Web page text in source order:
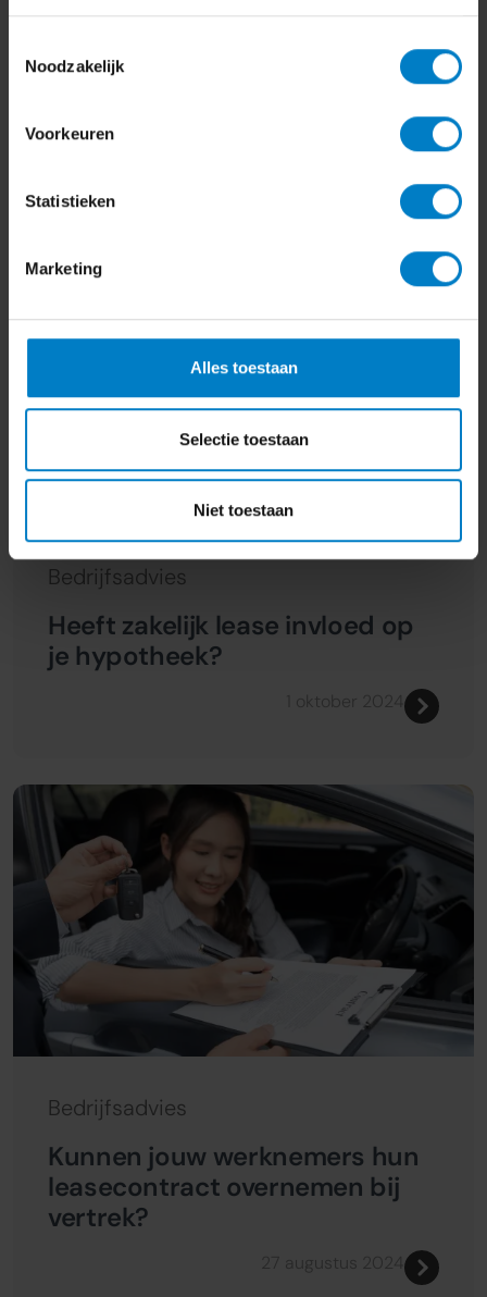
Noodzakelijk
Voorkeuren
Statistieken
Marketing
Alles toestaan
Selectie toestaan
Niet toestaan
Bedrijfsadvies
Wat zijn de gevolgen van het
gebruikte bestelauto?
Bedrijfsadvies
Heeft zakelijk lease invloed op
je hypotheek?
Bedrijfsadvies
Kunnen jouw werknemers hun
leasecontract overnemen bij
vertrek?